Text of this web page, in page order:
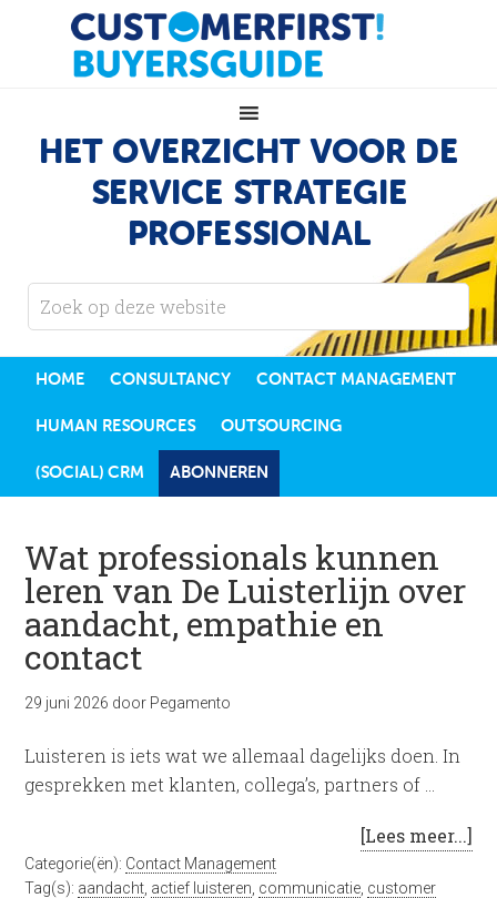
HET OVERZICHT VOOR DE
SERVICE STRATEGIE
PROFESSIONAL
HOME CONSULTANCY CONTACT MANAGEMENT
HUMAN RESOURCES OUTSOURCING
(SOCIAL) CRM ABONNEREN
Wat professionals kunnen
leren van De Luisterlijn over
aandacht, empathie en
contact
29 juni 2026 door Pegamento
Luisteren is iets wat we allemaal dagelijks doen. In
gesprekken met klanten, collega’s, partners of …
[Lees meer...]
Categorie(ën): Contact Management
Tag(s): aandacht actief luisteren communicatie customer